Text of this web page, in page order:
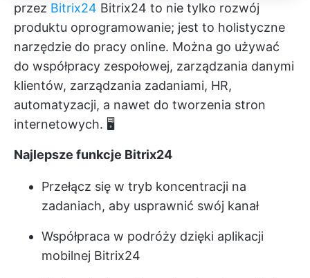
przez Bitrix24 Bitrix24 to nie tylko rozwój
produktu oprogramowanie; jest to holistyczne
narzędzie do pracy online. Można go używać
do współpracy zespołowej, zarządzania danymi
klientów, zarządzania zadaniami, HR,
automatyzacji, a nawet do tworzenia stron
internetowych. 🖥️
Najlepsze funkcje Bitrix24
Przełącz się w tryb koncentracji na
zadaniach, aby usprawnić swój kanał
Współpraca w podróży dzięki aplikacji
mobilnej Bitrix24